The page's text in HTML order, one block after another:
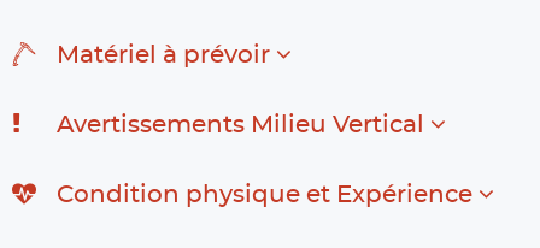
Matériel à prévoir
Avertissements Milieu Vertical
Condition physique et Expérience